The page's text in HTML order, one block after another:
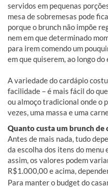
servidos em pequenas
mesa de sobremesas pode
porque o brunch não impõe
nem em que determinado
para irem comendo um
em que quiserem, ao longo do
A variedade do cardápio
facilidade – é mais fácil do
ou almoço tradicional onde o
vezes, uma massa e uma
Quanto custa um brunch de
Antes de mais nada, tudo
da escolha dos itens do menu
assim, os valores podem
R$1.000,00 e acima,
Para manter o budget do